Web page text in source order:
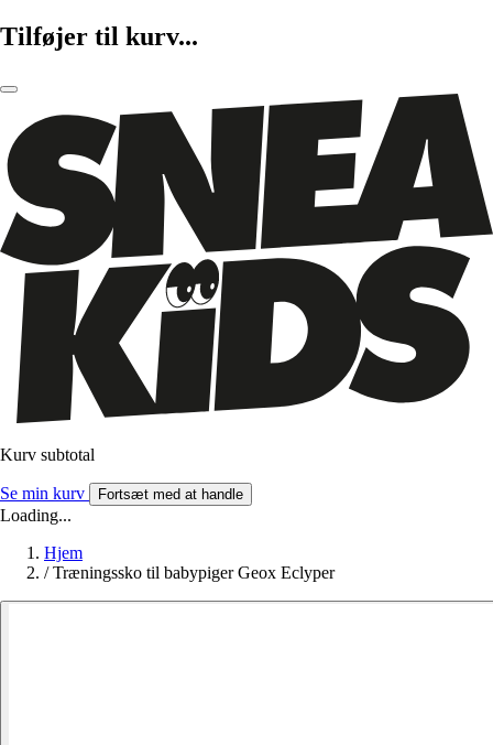
Tilføjer til kurv...
Kurv subtotal
Se min kurv Fortsæt med at handle
Loading...
Hjem
/ Træningssko til babypiger Geox Eclyper